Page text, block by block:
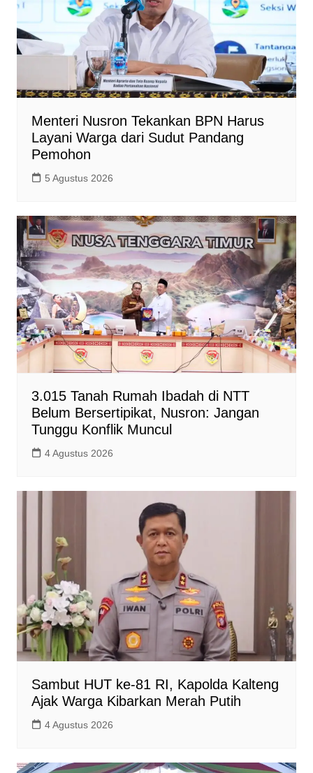
Menteri Nusron Tekankan BPN Harus
Layani Warga dari Sudut Pandang
Pemohon
5 Agustus 2026
3.015 Tanah Rumah Ibadah di NTT
Belum Bersertipikat, Nusron: Jangan
Tunggu Konflik Muncul
4 Agustus 2026
Sambut HUT ke-81 RI, Kapolda Kalteng
Ajak Warga Kibarkan Merah Putih
4 Agustus 2026